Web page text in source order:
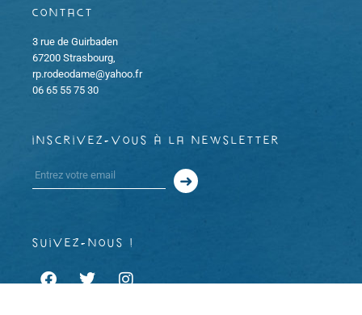
Contact
3 rue de Guirbaden
67200 Strasbourg,
rp.rodeodame@yahoo.fr
06 65 55 75 30
inscrivez-vous à la newsletter
suivez-nous !